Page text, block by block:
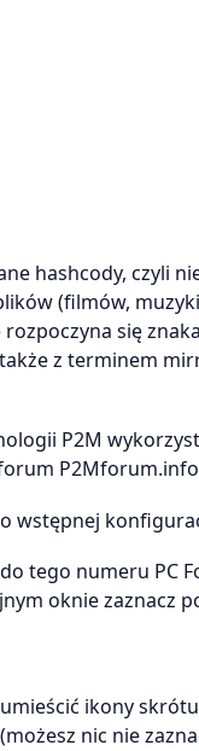
hashcody, czyli
(filmów,
się
z terminem
P2M
wstępnej
tego numeru PC
oknie zaznacz
ikony
nic nie